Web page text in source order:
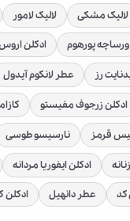
لالیک مشکی لالیک لامور
ورساچه پورهوم ادکلن اروس
رز عطر لانکوم آیدول
ادکلن زرجوف مفیستو
قرمز نارسیسو طوسی
ادکلن ایفوریا مردانه
کد عطر دانهیل ادکلن